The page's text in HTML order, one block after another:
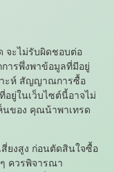
จะไม่รับผิดชอบต่อ
การพึ่งพาข้อมูลที่มีอยู่
าะห์ สัญญาณการซื้อ
ยู่ในเว็บไซต์นี้อาจไม่
นของ คุณน้าพาเทรด
ยงสูง ก่อนตัดสินใจซื้อ
ควรพิจารณา